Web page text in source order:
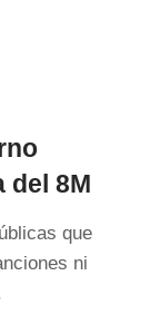
del 8M
que
ni